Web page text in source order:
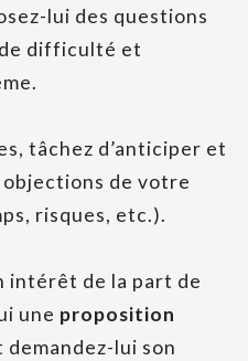
lui des questions
difficulté et
tâchez d’anticiper et
de votre
risques, etc.).
intérêt de la part de
une proposition
lui son